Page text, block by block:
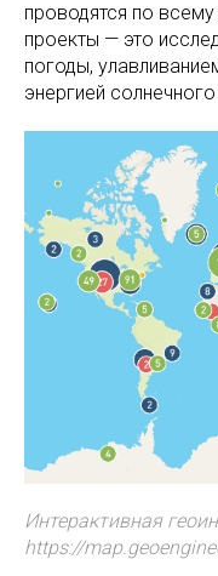
проводятся по
проекты — это
погоды,
энергией солнечного
Интерактивная
https://